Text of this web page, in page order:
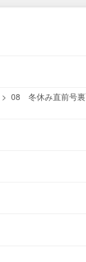
> 08 冬休み直前号